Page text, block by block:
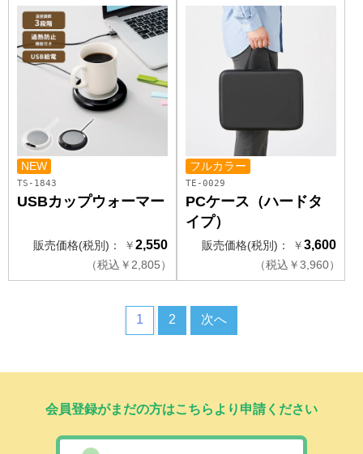
NEW
TS-1843
USBカップウォーマー
販売価格(税別)： ￥2,550
（税込 ￥2,805）
フルカラー
TE-0029
PCケース（ハードタ
イプ）
販売価格(税別)： ￥3,600
（税込 ￥3,960）
1 2 次へ
会員登録がまだの方はこちらより申請ください